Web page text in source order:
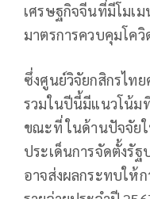
เศรษฐกิจจีนที่มีโมเ
มาตรการควบคุมโควิ
ซึ่งศูนย์วิจัยกสิกรไท
รวมในปีนี้มีแนวโน้ม
ขณะที่ ในด้านปัจจัยใ
ประเด็นการจัดตั้งรั
อาจส่งผลกระทบให้